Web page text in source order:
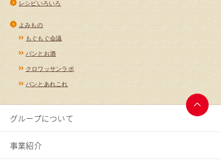
レシピいろいろ
よみもの
もぐもぐ会議
パンとお酒
クロワッサンラボ
パンとあれこれ
トップ
グループについて
事業紹介